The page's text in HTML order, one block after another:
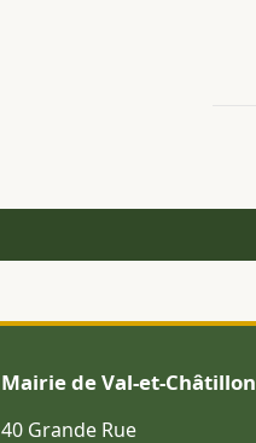
Mairie de Val-et-Châtillon
40 Grande Rue